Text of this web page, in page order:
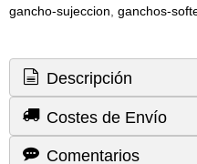
gancho-sujeccion ganchos-
Descripción
Costes de Envío
Comentarios